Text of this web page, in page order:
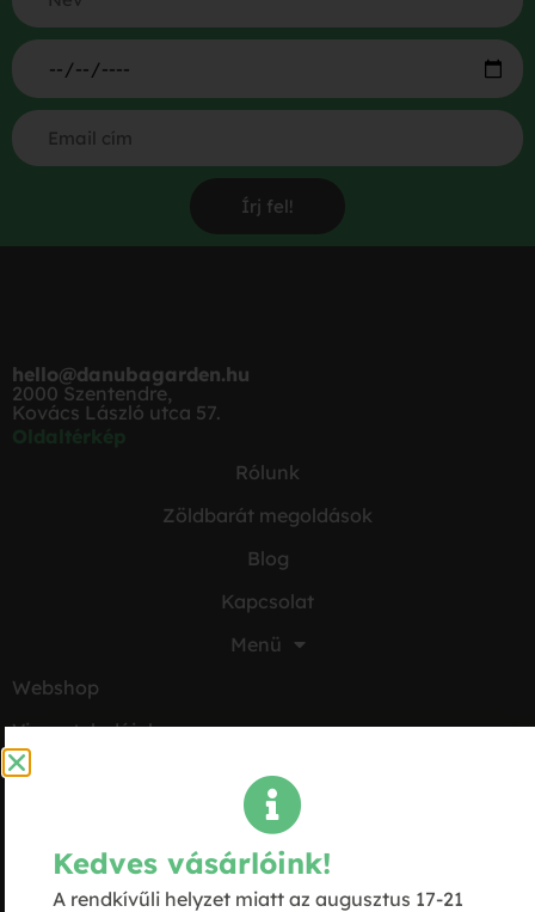
Írj fel!
hello@danubagarden.hu
2000 Szentendre,
Kovács László utca 57.
Rólunk
Zöldbarát megoldások
Blog
Kapcsolat
Menü
Webshop
Viszonteladóink
SiCa-Rio nyereményjáték
Facebook
Instagram
Hasznos
Általános Szerződési
Feltételek
Kedves vásárlóink!
A rendkívűli helyzet miatt az augusztus 17-21